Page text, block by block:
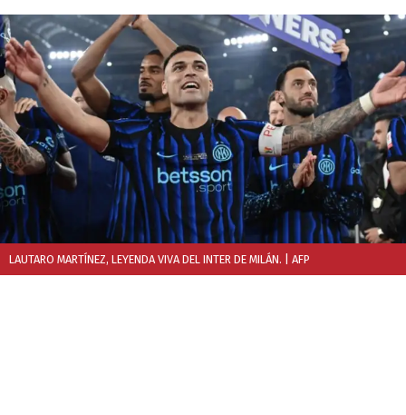
LAUTARO MARTÍNEZ, LEYENDA VIVA DEL INTER DE MILÁN. | AFP